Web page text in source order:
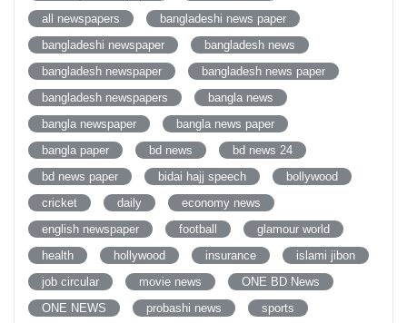
all newspapers
bangladeshi news paper
bangladeshi newspaper
bangladesh news
bangladesh newspaper
bangladesh news paper
bangladesh newspapers
bangla news
bangla newspaper
bangla news paper
bangla paper
bd news
bd news 24
bd news paper
bidai hajj speech
bollywood
cricket
daily
economy news
english newspaper
football
glamour world
health
hollywood insurance
islami jibon
job circular
movie news
ONE BD News
ONE NEWS
probashi news
sports